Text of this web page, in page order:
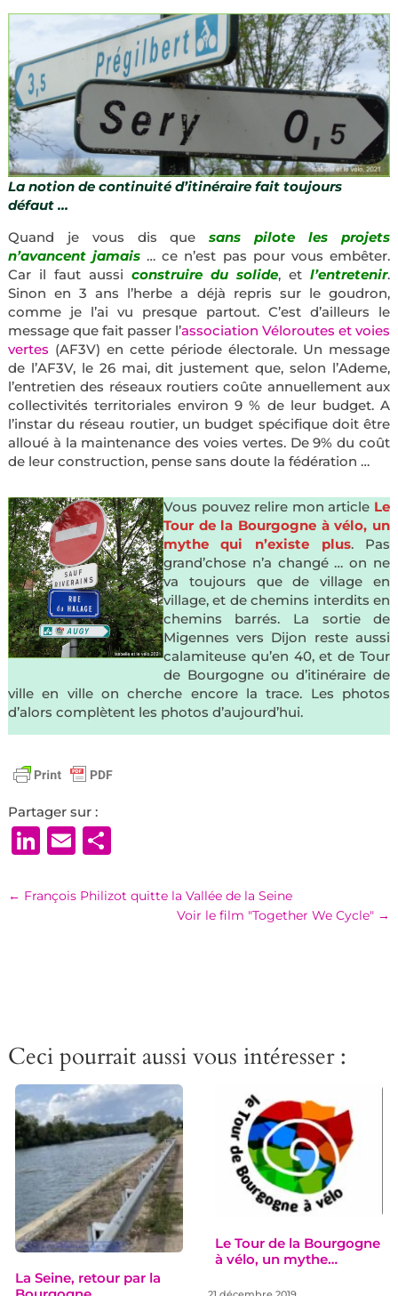
La notion de continuité d’itinéraire fait toujours
défaut …
Quand je vous dis quesans pilote les projets
n’avancent jamais … ce n’est pas pour vous embêter.
Car il faut aussi construire du solide, etl’entretenir.
Sinon en 3 ans l’herbe a déjà repris sur le goudron,
comme je l’ai vu presque partout. C’est d’ailleurs le
message que fait passer l’association Véloroutes et voies
vertes (AF3V) en cette période électorale. Un message
de l’AF3V, le 26 mai, dit justement que, selon l’Ademe,
l’entretien des réseaux routiers coûte annuellement aux
collectivités territoriales environ 9 % de leur budget. A
l’instar du réseau routier, un budget spécifique doit être
alloué à la maintenance des voies vertes. De 9% du coût
de leur construction, pense sans doute la fédération …
Vous pouvez relire mon article Le
Tour de la Bourgogne à vélo, un
mythe qui n’existe plus. Pas
grand’chose n’a changé … on ne
va toujours que de village en
village, et de chemins interdits en
chemins barrés. La sortie de
Migennes vers Dijon reste aussi
calamiteuse qu’en 40, et de Tour
de Bourgogne ou d’itinéraire de
ville en ville on cherche encore la trace. Les photos
d’alors complètent les photos d’aujourd’hui.
Partager sur :
LinkedIn
EmailPartager
← François Philizot quitte la Vallée de la Seine
Voir le film "Together We Cycle" →
Ceci pourrait aussi vous intéresser :
La Seine, retour par la
Le Tour de la Bourgogne
à vélo, un mythe…